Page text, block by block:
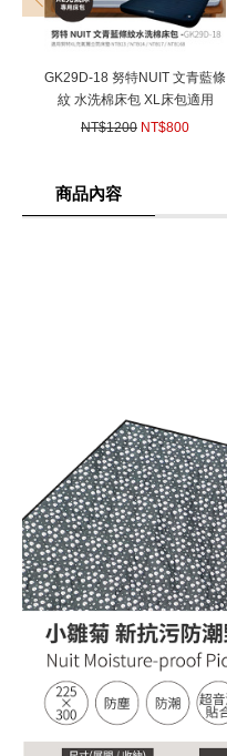
GK29D-18 努特NUIT 文青藍條
紋 水洗棉床包 XL床包適用
NTB13 NTB14 NTB17 NTB68
墊 歡樂時光充氣墊
NT$1200 NT$800
商品內容